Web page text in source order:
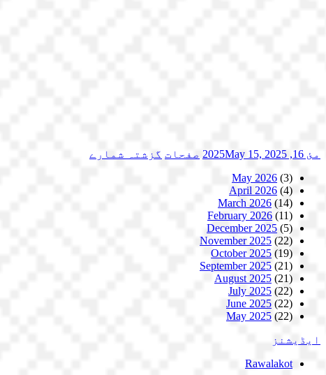
مئ 16, 2025 May 15, 2025 صفحات گزشتہ شمارے
May 2026 (3)
April 2026 (4)
March 2026 (14)
February 2026 (11)
December 2025 (5)
November 2025 (22)
October 2025 (19)
September 2025 (21)
August 2025 (21)
July 2025 (22)
June 2025 (22)
May 2025 (22)
ایڈیشنز
Rawalakot